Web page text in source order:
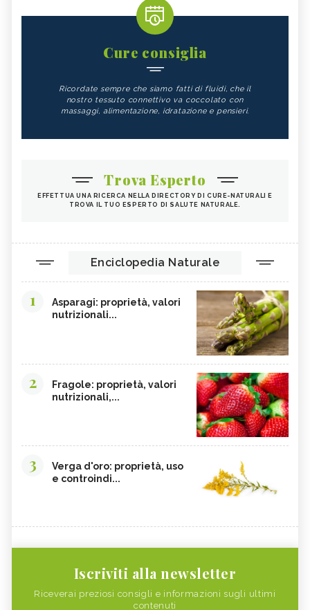
Cure consiglia
Ricordate sempre che siamo fatti di fluidi, che il
nostro tessuto connettivo va coccolato con
massaggi, alimentazione, idratazione e pensieri.
Trova Esperto
EFFETTUA UNA RICERCA NELLA DIRECTORY DI CURE-NATURALI E
TROVA IL TUO ESPERTO DI SALUTE NATURALE.
Enciclopedia Naturale
1
Asparagi: proprietà, valori
nutrizionali...
2
Fragole: proprietà, valori
nutrizionali,...
3
Verga d'oro: proprietà, uso
e controindi...
Iscriviti alla newsletter
Riceverai preziosi consigli e informazioni sugli ultimi
contenuti